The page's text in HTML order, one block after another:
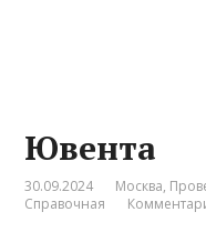
Ювента
30.09.2024 Москва,
Справочная